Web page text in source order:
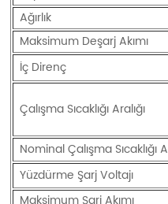
Ağırlık
Maksimum Deşarj Akımı
İç Direnç
Çalışma Sıcaklığı Aralığı
Nominal Çalışma Sıcaklığı
Yüzdürme Şarj Voltajı
Maksimum Şarj Akımı